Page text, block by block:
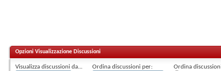
Opzioni Visualizzazione Discussioni
Visualizza discussioni da... Ordina discussioni per:
Ordina